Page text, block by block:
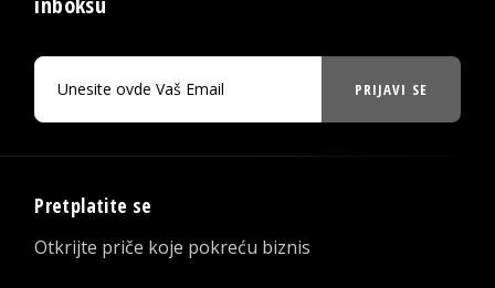
PRIJAVI SE
Pretplatite se
Otkrijte priče koje pokreću biznis